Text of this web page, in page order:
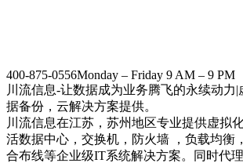
400-875-0556Monday – Friday 9 AM – 9 PM
川流信息-让数据成为业务腾飞的永续动力
据备份，云解决方案提供。
川流信息在江苏，苏州地区专业提供虚拟
活数据中心，交换机，防火墙 ，负载均衡
合布线等企业级IT系统解决方案。同时代